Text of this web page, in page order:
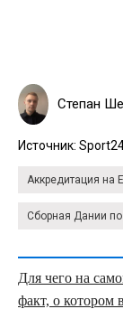
Степан
Источник:
Аккредитация на
Сборная Дании
Для чего на
факт, о котором